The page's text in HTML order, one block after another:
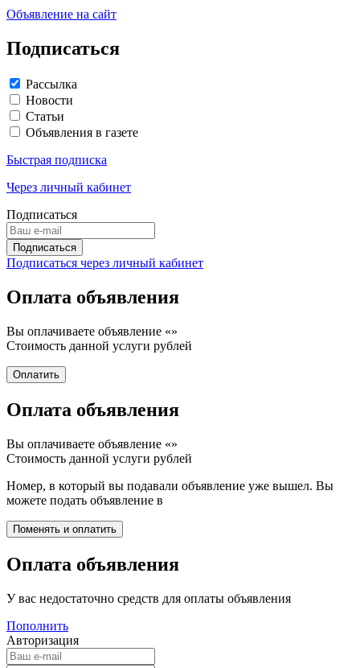
Объявление на сайт
Подписаться
Рассылка
Новости
Статьи
Объявления в газете
Быстрая подписка
Через личный кабинет
Подписаться
Подписаться через личный кабинет
Оплата объявления
Вы оплачиваете объявление «»
Стоимость данной услуги рублей
Оплата объявления
Вы оплачиваете объявление «»
Стоимость данной услуги рублей
Номер, в который вы подавали объявление уже вышел. Вы
можете подать объявление в
Оплата объявления
У вас недостаточно средств для оплаты объявления
Пополнить
Авторизация